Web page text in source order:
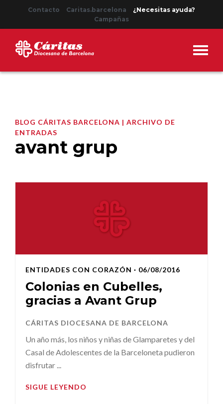
Contacto Caritas.barcelona
¿Necesitas ayuda?
Campañas
BLOG CÁRITAS BARCELONA | ARCHIVO DE
ENTRADAS
avant grup
ENTIDADES CON CORAZÓN · 06/08/2016
Colonias en Cubelles,
gracias a Avant Grup
CÁRITAS DIOCESANA DE BARCELONA
Un año más, los niños y niñas de Glamparetes y del
Casal de Adolescentes de la Barceloneta pudieron
disfrutar ...
SIGUE LEYENDO